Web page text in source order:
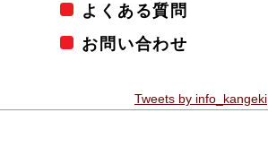
よくある質問
お問い合わせ
Tweets by info_kangeki